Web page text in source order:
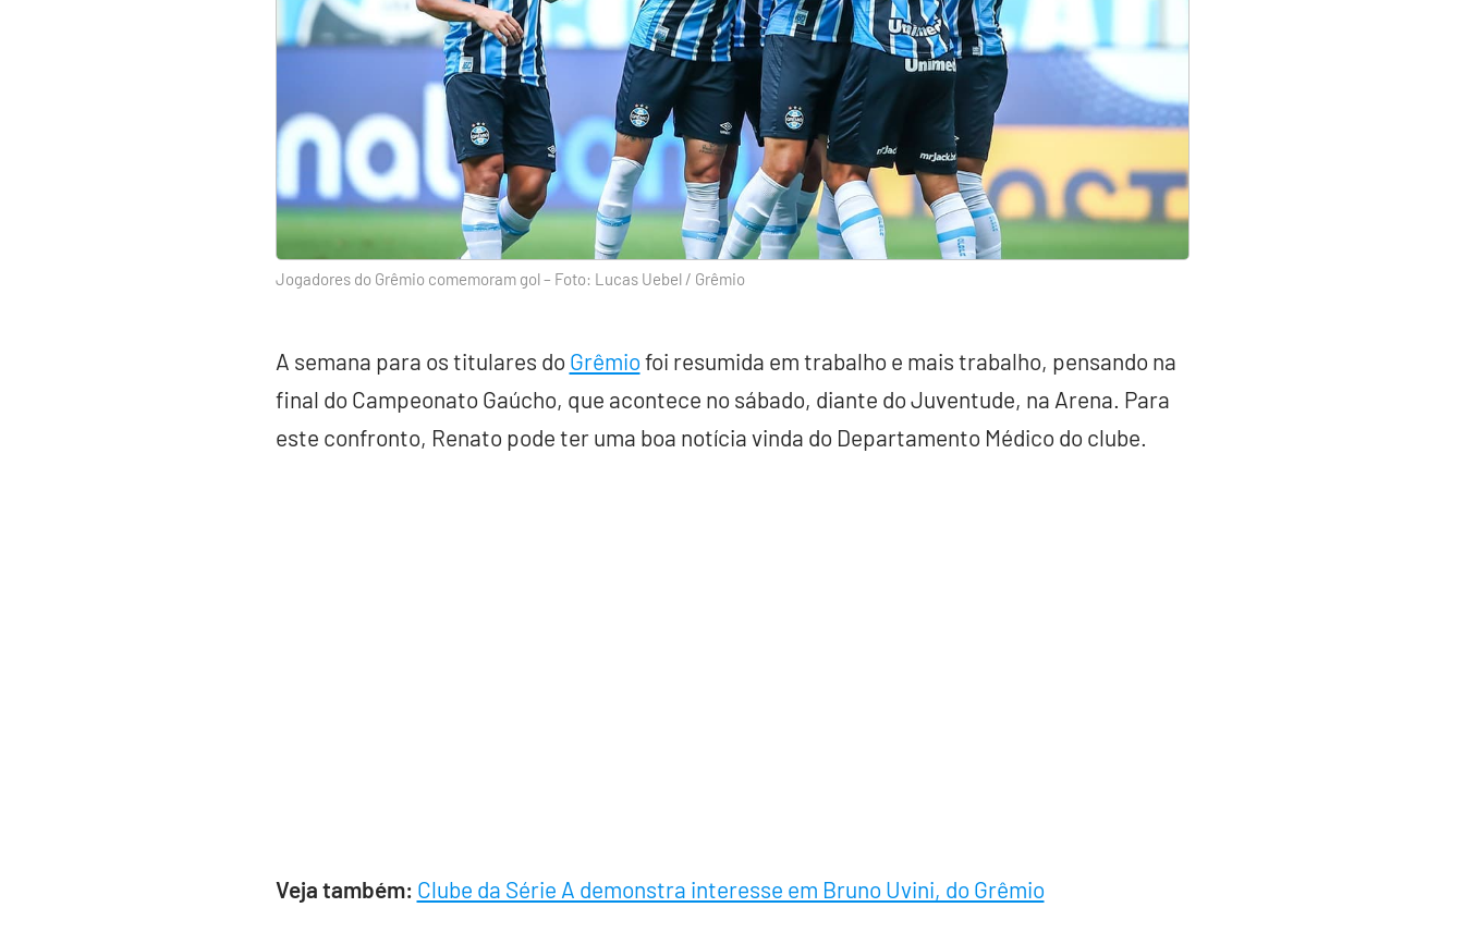
Jogadores do Grêmio comemoram gol – Foto: Lucas Uebel / Grêmio
A semana para os titulares do Grêmio foi resumida em trabalho e mais trabalho, pensando na
final do Campeonato Gaúcho, que acontece no sábado, diante do Juventude, na Arena. Para
este confronto, Renato pode ter uma boa notícia vinda do Departamento Médico do clube.
Veja também: Clube da Série A demonstra interesse em Bruno Uvini, do Grêmio